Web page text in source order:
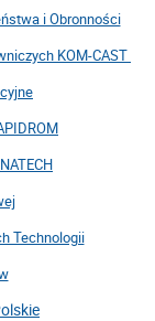
i Obronności
KOM-CAST
Technologii